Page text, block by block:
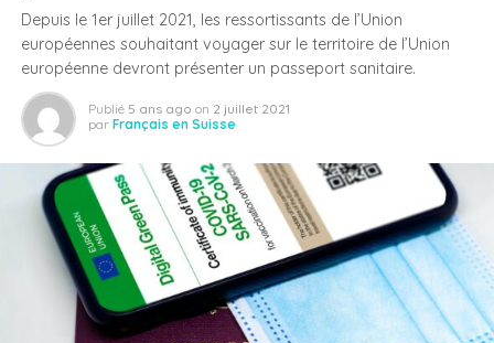
Depuis le 1er juillet 2021, les ressortissants de l’Union
européennes souhaitant voyager sur le territoire de l’Union
européenne devront présenter un passeport sanitaire.
Publié 5 ans ago on 2 juillet 2021
par Français en Suisse